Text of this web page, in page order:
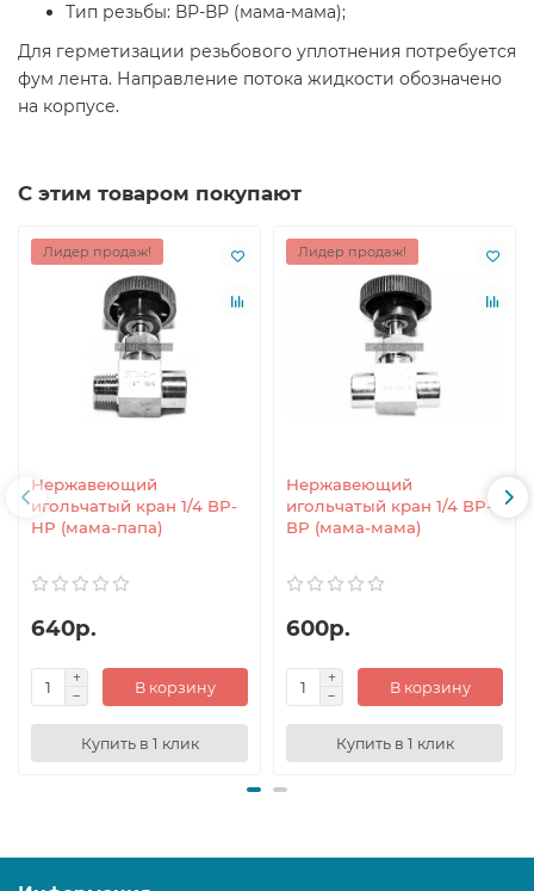
Тип резьбы: ВР-ВР (мама-мама);
Для герметизации резьбового уплотнения потребуется
фум лента. Направление потока жидкости обозначено
на корпусе.
С этим товаром покупают
Лидер продаж!
Нержавеющий
игольчатый кран 1/4 ВР-
НР (мама-папа)
640р.
В корзину
Купить в 1 клик
Лидер продаж!
Нержавеющий
игольчатый кран 1/4 ВР-
ВР (мама-мама)
600р.
В корзину
Купить в 1 клик